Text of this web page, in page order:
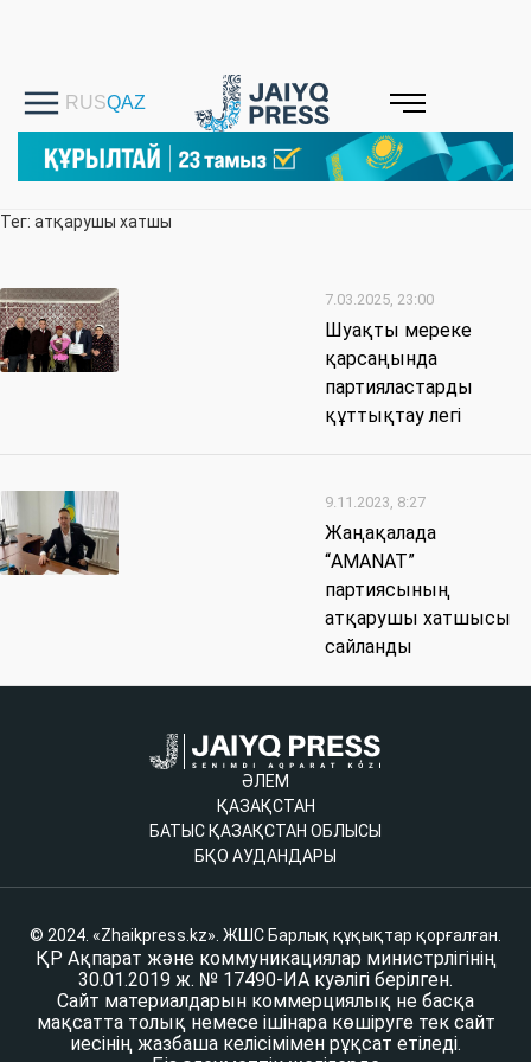
Тег: атқарушы хатшы
7.03.2025, 23:00
Шуақты мереке
қарсаңында
партияластарды
құттықтау легі
9.11.2023, 8:27
Жаңақалада
“AMANAT”
партиясының
атқарушы хатшысы
сайланды
ӘЛЕМ
ҚАЗАҚСТАН
БАТЫС ҚАЗАҚСТАН ОБЛЫСЫ
БҚО АУДАНДАРЫ
© 2024. «Zhaikpress.kz». ЖШС Барлық құқықтар қорғалған.
ҚР Ақпарат және коммуникациялар министрлігінің
30.01.2019 ж. № 17490-ИА куәлігі берілген.
Сайт материалдарын коммерциялық не басқа
мақсатта толық немесе ішінара көшіруге тек сайт
иесінің жазбаша келісімімен рұқсат етіледі.